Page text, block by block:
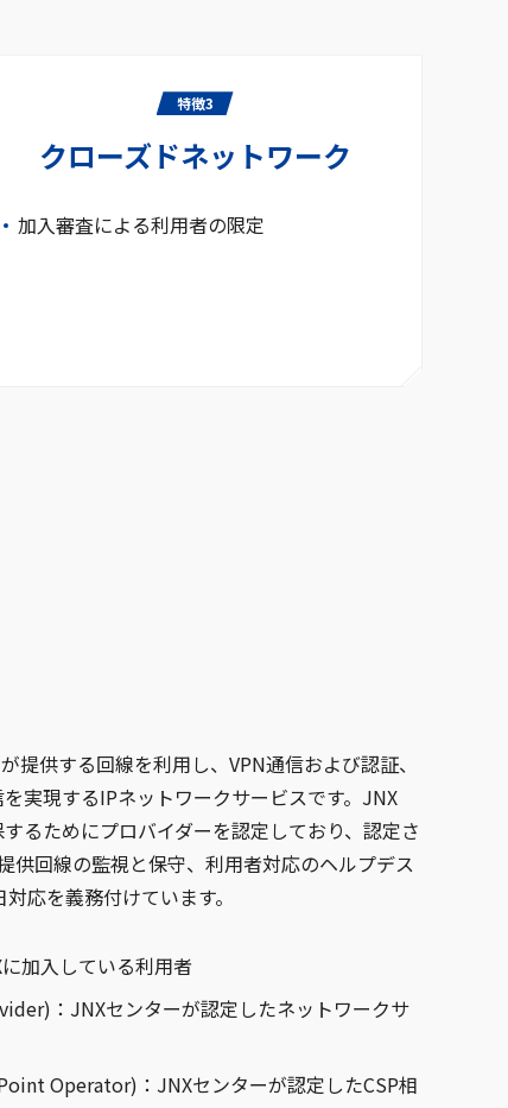
特徴3
クローズドネットワーク
加入審査による利用者の限定
提供する回線を利用し、VPN通信および認証、
実現するIPネットワークサービスです。JNX
るためにプロバイダーを認定しており、認定さ
供回線の監視と保守、利用者対応のヘルプデス
応を義務付けています。
加入している利用者
：JNXセンターが認定したネットワークサ
Operator)：JNXセンターが認定したCSP相